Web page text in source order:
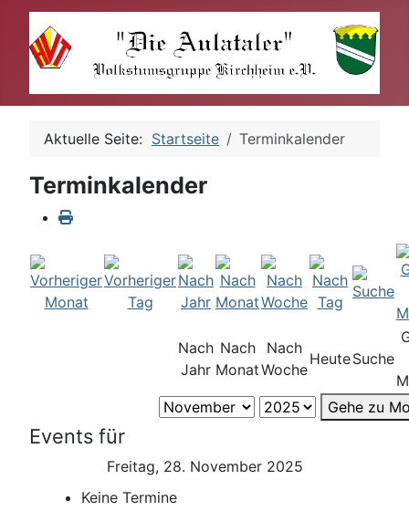
Aktuelle Seite: Startseite Terminkalender
Terminkalender
Nach
Jahr
Nach
Monat
Nach
Woche
HeuteSuche
Gehe zu
Events für
Freitag, 28. November 2025
Keine Termine